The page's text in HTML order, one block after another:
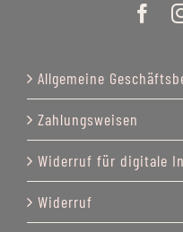
Allgemeine
Zahlungsweisen
Widerruf für digitale
Widerruf